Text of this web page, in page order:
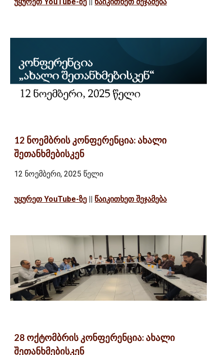
უყურეთ YouTube-ზე წაიკითხეთ შეჯამება
12 ნოემბრის კონფერენცია: ახალი
შეთანხმებისკენ
12 ნოემბერი, 2025 წელი
უყურეთ YouTube-ზე წაიკითხეთ შეჯამება
28 ოქტომბრის კონფერენცია: ახალი
შეთანხმებისკენ